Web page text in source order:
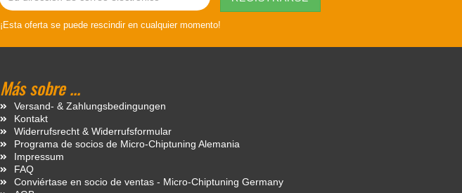
¡Esta oferta se puede rescindir en cualquier momento!
Más sobre ...
Versand- & Zahlungsbedingungen
Kontakt
Widerrufsrecht & Widerrufsformular
Programa de socios de Micro-Chiptuning Alemania
Impressum
FAQ
Conviértase en socio de ventas - Micro-Chiptuning Germany